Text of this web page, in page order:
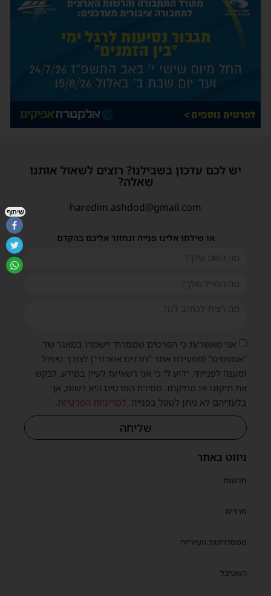
ניווט באתר
חדשות
חרדים
ממסדרונות העירייה
השטיבל
יש לכם עדכון בשבילנו? רוצים לשאול אותנו
שאלה?
haredim.ashdod@gmail.com
או שילחו אלינו פנייה ונחזור אליכם בהקדם
אני מאשר/ת כי הפרטים שמסרתי יישמרו במאגר של
"אמפסיס" (מפעילת אתר "חרדים אשדוד") לצורך טיפול
ומענה לפנייתי. ידוע לי כי אני רשאי/ת לעיין במידע, לבקש
את תיקונו או מחיקתו. מסירת הפרטים היא רשות, אך
בלעדיהם לא ניתן לטפל בפנייה. למדיניות הפרטיות
שליחה
שיתוף